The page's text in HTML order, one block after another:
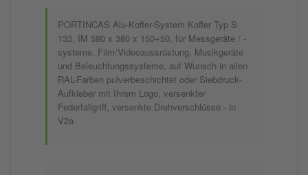
PORTINCAS Alu-Koffer-System Koffer Typ S
133, IM 580 x 380 x 150+50, für Messgeräte / -
systeme, Film/Videoaussrüstung, Musikgeräte
und Beleuchtungssysteme, auf Wunsch in allen
RAL-Farben pulverbeschichtet oder Siebdruck-
Aufkleber mit Ihrem Logo, versenkter
Federfallgriff, versenkte Drehverschlüsse - in
V2a